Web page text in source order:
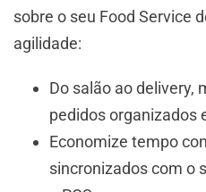
sobre o seu Food Service
agilidade:
Do salão ao delivery,
pedidos organizados
Economize tempo
sincronizados com o